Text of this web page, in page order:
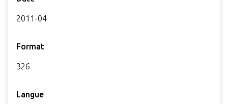
2011-04
Format
326
Langue